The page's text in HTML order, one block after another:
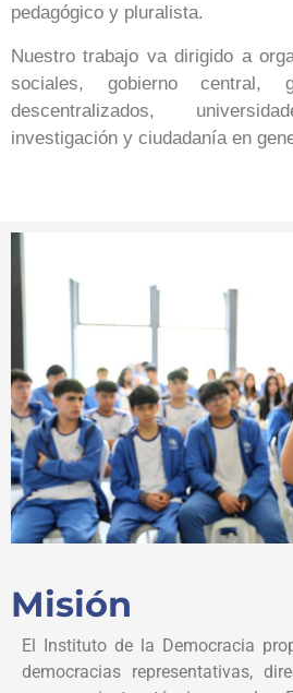
pedagógico y pluralista.
Nuestro trabajo va dirigido a
sociales, gobierno central,
descentralizados,
investigación y ciudadanía en
Misión
El Instituto de la Democracia
democracias representativas,